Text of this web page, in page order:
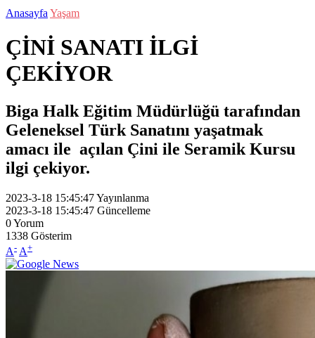
Anasayfa Yaşam
ÇİNİ SANATI İLGİ
ÇEKİYOR
Biga Halk Eğitim Müdürlüğü tarafından
Geleneksel Türk Sanatını yaşatmak
amacı ile açılan Çini ile Seramik Kursu
ilgi çekiyor.
2023-3-18 15:45:47Yayınlanma
2023-3-18 15:45:47 Güncelleme
0Yorum
1338 Gösterim
A- A+